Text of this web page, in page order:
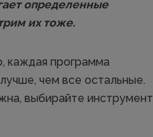
определенные
их тоже.
каждая программа
чем все остальные.
выбирайте инструмент